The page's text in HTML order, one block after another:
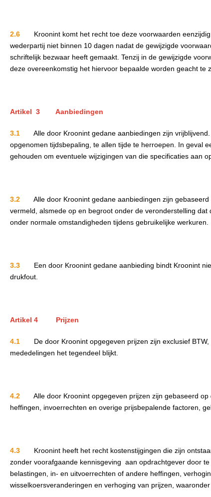
2.6
Kroonint komt het recht toe deze voorwaarden
wederpartij niet binnen 10 dagen nadat de gewijzigde
schriftelijk bezwaar heeft gemaakt. Tenzij in de gewijzigde
deze overeenkomstig het hiervoor bepaalde worden geacht te
Artikel 3 Aanbiedingen
3.1
Alle door Kroonint gedane aanbiedingen zijn
opgenomen tijdsbepaling, te allen tijde te herroepen. In geval
gehouden om eventuele wijzigingen van die specificaties aan
3.2
Alle door Kroonint gedane aanbiedingen zijn
vermeld, alsmede op en begroot onder de veronderstelling
onder normale omstandigheden tijdens gebruikelijke werkuren.
3.3
Een door Kroonint gedane aanbieding bindt Kroonint
drukfout.
Artikel 4 Prijzen
4.1
De door Kroonint opgegeven prijzen zijn exclusief
mededelingen het tegendeel blijkt.
4.2
Alle door Kroonint opgegeven prijzen zijn gebaseerd
heffingen, invoerrechten en overige prijsbepalende factoren,
4.3
Kroonint heeft het recht kostenstijgingen die zijn
zonder voorafgaande kennisgeving aan opdrachtgever door
belastingen, in- en uitvoerrechten of andere heffingen,
wisselkoersveranderingen en verhoging van prijzen,